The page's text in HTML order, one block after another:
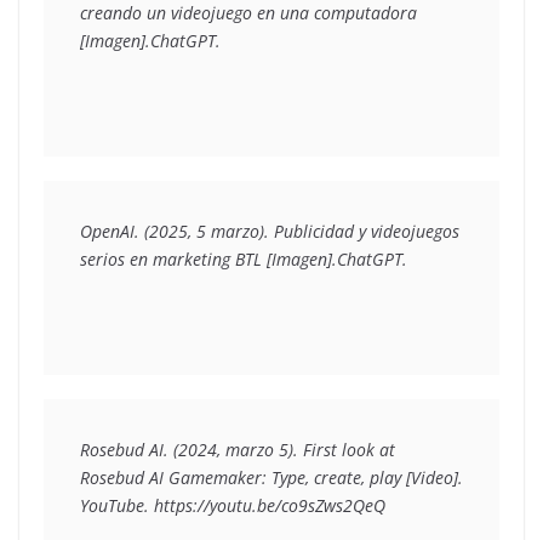
creando un videojuego en una computadora
[Imagen].ChatGPT.
OpenAI. (2025, 5 marzo). Publicidad y videojuegos
serios en marketing BTL [Imagen].ChatGPT.
Rosebud AI. (2024, marzo 5). First look at
Rosebud AI Gamemaker: Type, create, play [Video].
YouTube. https://youtu.be/co9sZws2QeQ